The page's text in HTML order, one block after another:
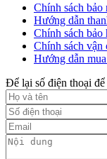
Chính sách bảo
Hướng dẫn
Chính sách bảo
Chính sách vận
Hướng dẫn
Để lại số điện thoại